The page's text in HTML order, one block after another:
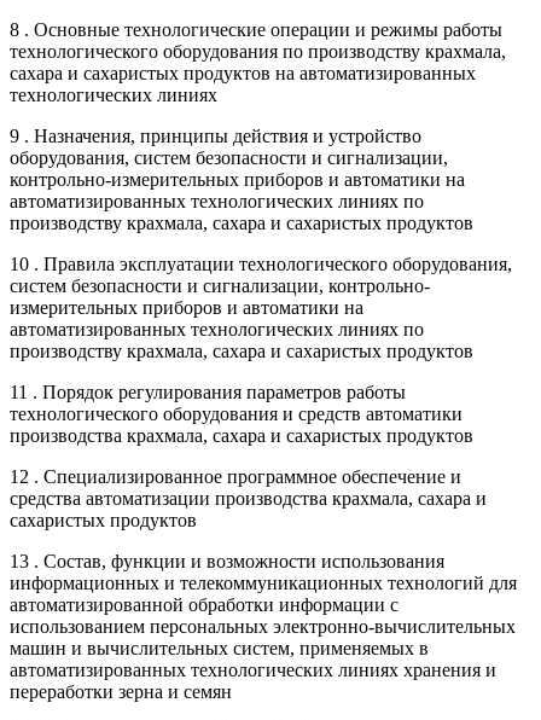
8 . Основные технологические операции и режимы работы
технологического оборудования по производству крахмала,
сахара и сахаристых продуктов на автоматизированных
технологических линиях
9 . Назначения, принципы действия и устройство
оборудования, систем безопасности и сигнализации,
контрольно-измерительных приборов и автоматики на
автоматизированных технологических линиях по
производству крахмала, сахара и сахаристых продуктов
10 . Правила эксплуатации технологического оборудования,
систем безопасности и сигнализации, контрольно-
измерительных приборов и автоматики на
автоматизированных технологических линиях по
производству крахмала, сахара и сахаристых продуктов
11 . Порядок регулирования параметров работы
технологического оборудования и средств автоматики
производства крахмала, сахара и сахаристых продуктов
12 . Специализированное программное обеспечение и
средства автоматизации производства крахмала, сахара и
сахаристых продуктов
13 . Состав, функции и возможности использования
информационных и телекоммуникационных технологий для
автоматизированной обработки информации с
использованием персональных электронно-вычислительных
машин и вычислительных систем, применяемых в
автоматизированных технологических линиях хранения и
переработки зерна и семян